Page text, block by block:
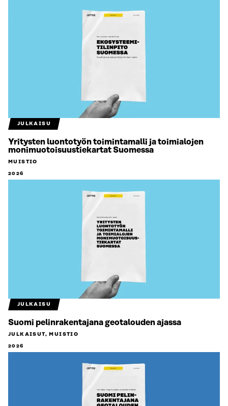
JULKAISU
Yritysten luontotyön toimintamalli ja toimialojen
monimuotoisuustiekartat Suomessa
MUISTIO
2026
JULKAISU
Suomi pelinrakentajana geotalouden ajassa
JULKAISUT, MUISTIO
2026